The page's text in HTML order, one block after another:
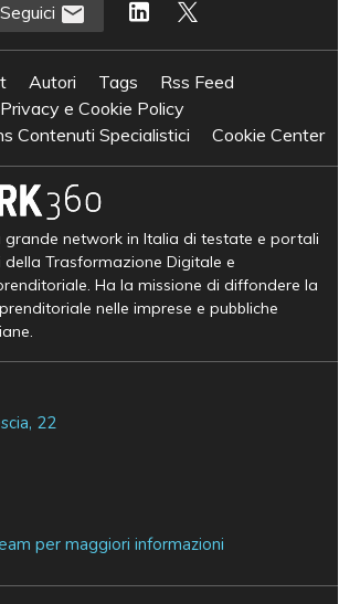
Seguici
Autori Tags
Rss Feed
Privacy e Cookie Policy
Contenuti Specialistici
Cookie Center
grande network in Italia di testate e portali
Trasformazione Digitale e
Ha la missione di diffondere la
nelle imprese e pubbliche
22
per maggiori informazioni